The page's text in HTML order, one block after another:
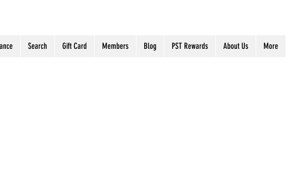
Search Gift Card Members Blog PST Rewards About Us More